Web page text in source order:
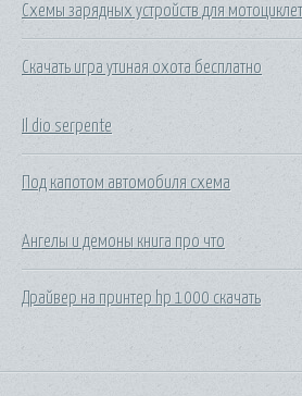
Схемы зарядных устройств для
Скачать игра утиная охота бесплатно
Il dio serpente
Под капотом автомобиля схема
Ангелы и демоны книга про что
Драйвер на принтер hp 1000 скачать